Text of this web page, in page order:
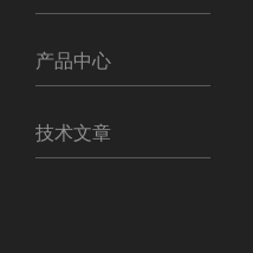
产品中心
技术文章